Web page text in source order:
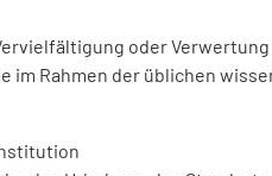
oder
im Rahmen der üblichen